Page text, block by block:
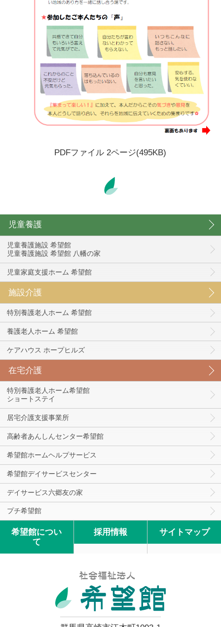
PDFファイル 2ページ(495KB)
児童養護
児童養護施設 希望館
児童養護施設 希望館 八幡の家
児童家庭支援ホーム 希望館
施設介護
特別養護老人ホーム 希望館
養護老人ホーム 希望館
ケアハウス ホープヒルズ
在宅介護
特別養護老人ホーム希望館
ショートステイ
居宅介護支援事業所
高齢者あんしんセンター希望館
希望館ホームヘルプサービス
希望館デイサービスセンター
デイサービス六郷友の家
プチ希望館
希望館につい
て
採用情報 サイトマップ